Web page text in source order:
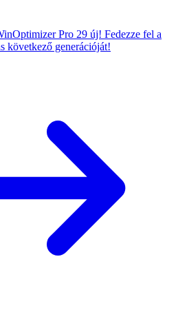
Pro 29 új! Fedezze fel a
következő generációját!